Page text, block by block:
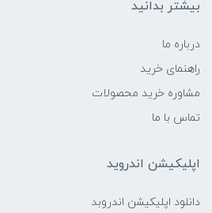
بیشتر بدانید
درباره ما
راهنمای خرید
مشاوره خرید محصولات
تماس با ما
اپلیکیشن اندروید
دانلود اپلیکیشن اندروبد